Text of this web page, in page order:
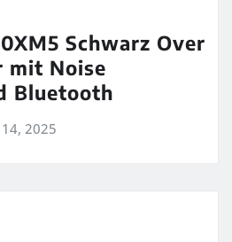
Schwarz Over
mit Noise
Bluetooth
2025